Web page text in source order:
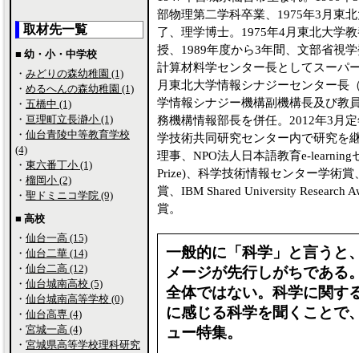
部物理第二学科卒業、1975年3月東
了、理学博士。1975年4月東北大学
授、1989年度から3年間、文部省視
計算材料学センター長としてスーパ
月東北大学情報シナジーセンター長
学情報シナジー機構副機構長及び教
務機構情報部長を併任。2012年3月
学技術共同研究センター内で研究を
理事、NPO法人日本語教育e-
Prize)、科学技術情報センター学術賞
賞、IBM Shared University Research
賞。
一般的に「科学」と言うと
メージが先行しがちである
全体ではない。科学に関す
に感じる科学を聞くことで
ュー特集。
取材先一覧
■ 幼・小・中学校
・ みどりの森幼稚園 (1)
・ めるへんの森幼稚園 (1)
・ 五橋中 (1)
・ 亘理町立長瀞小 (1)
・ 仙台青陵中等教育学校
(4)
・ 東六番丁小 (1)
・ 榴岡小 (2)
・ 聖ドミニコ学院 (9)
■ 高校
・ 仙台一高 (15)
・ 仙台二華 (14)
・ 仙台二高 (12)
・ 仙台城南高校 (5)
・ 仙台城南高等学校 (0)
・ 仙台高専 (4)
・ 宮城一高 (4)
・ 宮城県高等学校理科研究